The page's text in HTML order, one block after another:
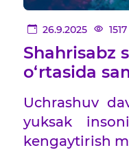
26.9.2025 1517
Shahrisabz
o‘rtasida
Uchrashuv
yuksak
kengaytirish